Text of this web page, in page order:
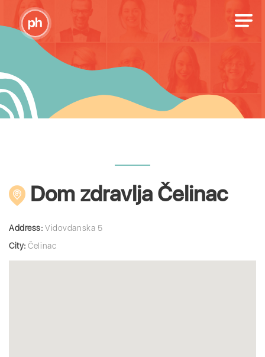
Dom zdravlja Čelinac
Address: Vidovdanska 5
City: Čelinac